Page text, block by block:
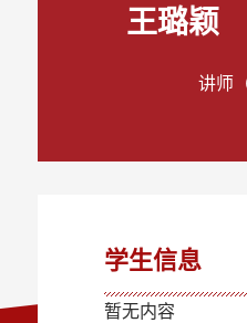
王璐颖
讲师
学生信息
暂无内容